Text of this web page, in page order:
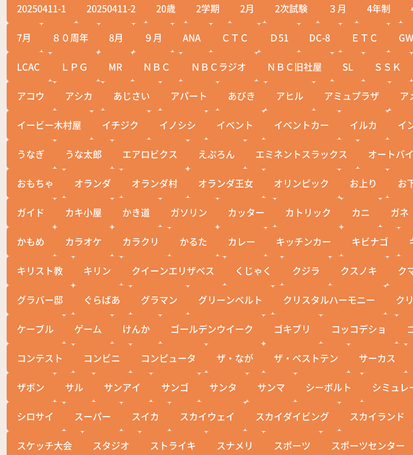
20250411-1 20250411-2 20歳 2学期 2月 2次試験 ３月 4年制
7月 ８０周年 8月 ９月 ANA ＣＴＣ Ｄ51 DC-8 ＥＴＣ GW
LCAC ＬＰＧ MR ＮＢＣ ＮＢＣラジオ ＮＢＣ旧社屋 SL ＳＳＫ
アコウ アシカ あじさい アパート あびき アヒル アミュプラザ ア
イービー木村屋 イチジク イノシシ イベント イベントカー イルカ イ
うなぎ うな太郎 エアロビクス えぷろん エミネントスラックス オートバイ
おもちゃ オランダ オランダ村 オランダ王女 オリンピック お上り お
ガイド カキ小屋 かき道 ガソリン カッター カトリック カニ ガネ
かもめ カラオケ カラクリ かるた カレー キッチンカー キビナゴ
キリスト教 キリン クイーンエリザベス くじゃく クジラ クスノキ ク
グラバー邸 ぐらばあ グラマン グリーンベルト クリスタルハーモニー ク
ケーブル ゲーム けんか ゴールデンウイーク ゴキブリ コッコデショ
コンテスト コンビニ コンピュータ ザ・なが ザ・ベストテン サーカス
ザボン サル サンアイ サンゴ サンタ サンマ シーボルト シミュレ
シロサイ スーパー スイカ スカイウェイ スカイダイビング スカイランド
スケッチ大会 スタジオ ストライキ スナメリ スポーツ スポーツセンター